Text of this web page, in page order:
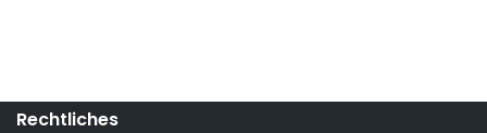
Rechtliches